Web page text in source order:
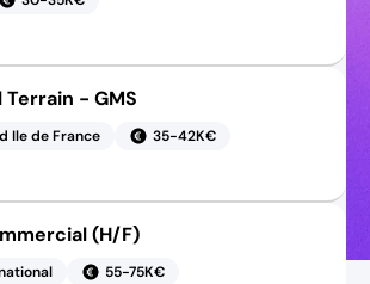
- GMS
Ile de France
35-42K€
(H/F)
55-75K€